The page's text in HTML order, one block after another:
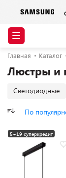
Главная Каталог
Люстры и
Светодиодные
По
5+19 суперкредит